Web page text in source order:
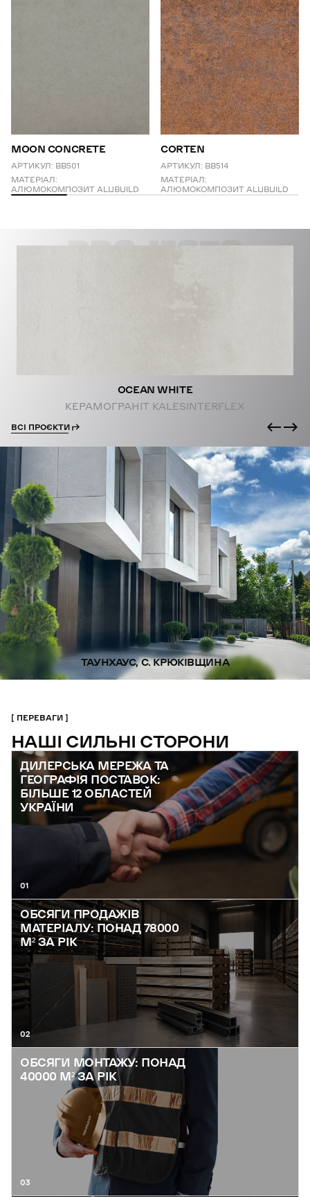
MOON CONCRETE
АРТИКУЛ: BB501
МАТЕРІАЛ:
АЛЮМОКОМПОЗИТ ALUBUILD
CORTEN
АРТИКУЛ: BB514
МАТЕРІАЛ:
АЛЮМОКОМПОЗИТ ALUBUILD
PROJECTS
OCEAN WHITE
КЕРАМОГРАНІТ KALESINTERFLEX
ВСІ ПРОЄКТИ
ТАУНХАУС, С. КРЮКІВЩИНА
ПЕРЕВАГИ
НАШІ СИЛЬНІ СТОРОНИ
ДИЛЕРСЬКА МЕРЕЖА ТА
ГЕОГРАФІЯ ПОСТАВОК:
БІЛЬШЕ 12 ОБЛАСТЕЙ
УКРАЇНИ
01
ОБСЯГИ ПРОДАЖІВ
МАТЕРІАЛУ: ПОНАД 78000
М² ЗА РІК
02
ОБСЯГИ МОНТАЖУ: ПОНАД
40000 М² ЗА РІК
03